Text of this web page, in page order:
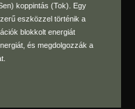
koppintás (Tok). Egy
eszközzel történik a
blokkolt energiát
és megdolgozzák a